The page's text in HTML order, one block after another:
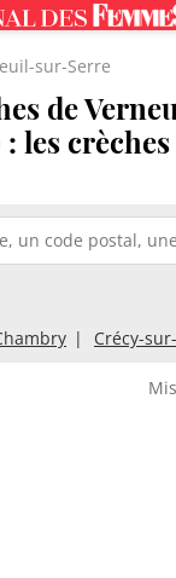
sur-Serre
de
les
Crécy-